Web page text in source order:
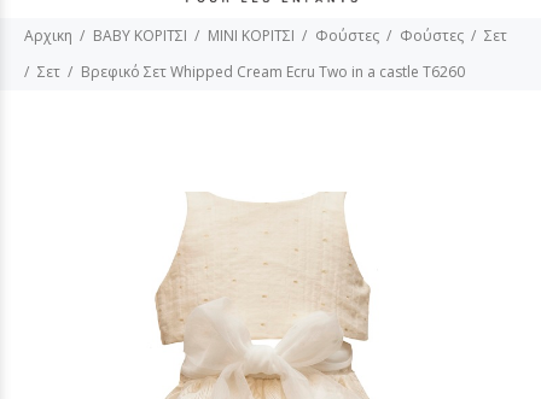
Αρχικη BABY ΚΟΡΙΤΣΙ MINI ΚΟΡΙΤΣΙ Φούστες Φούστες
Σετ
Σετ
Βρεφικό Σετ Whipped Cream Ecru Two in a castle T6260